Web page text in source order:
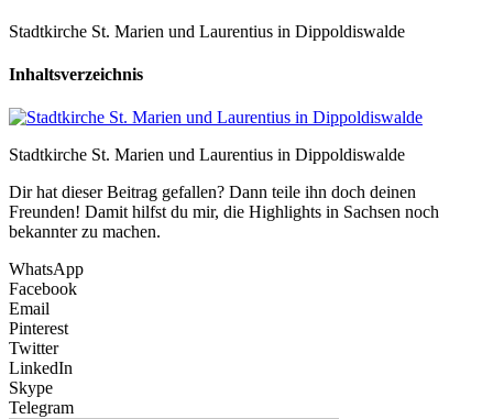
Stadtkirche St. Marien und Laurentius in Dippoldiswalde
Inhaltsverzeichnis
Stadtkirche St. Marien und Laurentius in Dippoldiswalde
Dir hat dieser Beitrag gefallen? Dann teile ihn doch deinen
Freunden! Damit hilfst du mir, die Highlights in Sachsen noch
bekannter zu machen.
WhatsApp
Facebook
Email
Pinterest
Twitter
LinkedIn
Skype
Telegram